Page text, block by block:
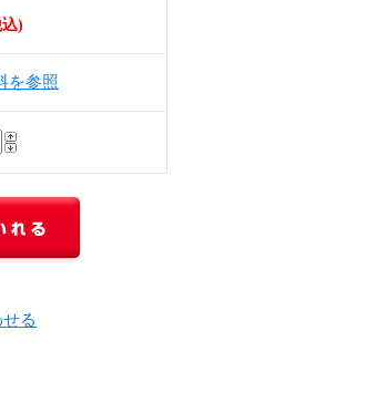
)
を参照
る